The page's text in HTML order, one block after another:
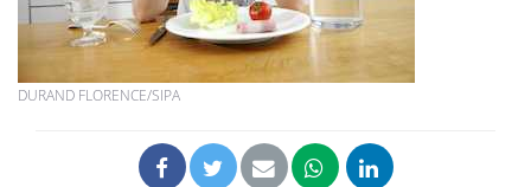
DURAND FLORENCE/SIPA